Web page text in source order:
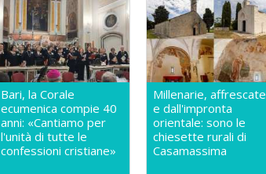
Bari, la Corale
ecumenica compie 40
anni: «Cantiamo per
l'unità di tutte le
confessioni cristiane»
Millenarie, affrescate
e dall'impronta
orientale: sono le
chiesette rurali di
Casamassima